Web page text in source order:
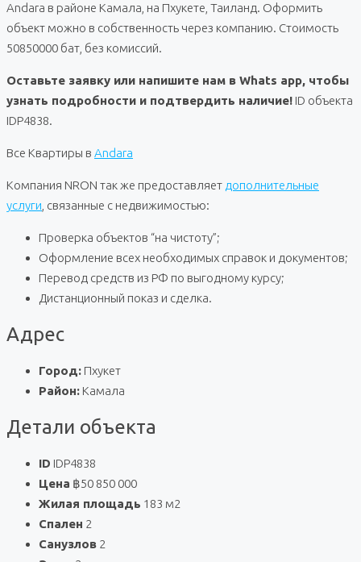
Andara в районе Камала, на Пхукете, Таиланд. Оформить
объект можно в собственность через компанию. Стоимость
50850000 бат, без комиссий.
Оставьте заявку или напишите нам в Whats app, чтобы
узнать подробности и подтвердить наличие! ID объекта
IDP4838.
Все Квартиры в Andara
Компания NRON так же предоставляет дополнительные
услуги , связанные с недвижимостью:
Проверка объектов “на чистоту”;
Оформление всех необходимых справок и документов;
Перевод средств из РФ по выгодному курсу;
Дистанционный показ и сделка.
Адрес
Город: Пхукет
Район: Камала
Детали объекта
ID IDP4838
Цена ฿50 850 000
Жилая площадь 183 м2
Спален 2
Санузлов 2